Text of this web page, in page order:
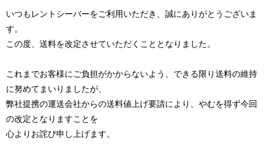
いつもレントシーバーをご利用いただき、誠にありがとうございま
す。
この度、送料を改定させていただくこととなりました。
これまでお客様にご負担がかからないよう、できる限り送料の維持
に努めてまいりましたが、
弊社提携の運送会社からの送料値上げ要請により、やむを得ず今回
の改定となりますことを
心よりお詫び申し上げます。